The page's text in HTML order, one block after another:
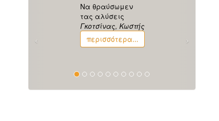
Να θραύσωμεν
τας αλύσεις
Γκοτσίνας, Κωστής
περισσότερα...